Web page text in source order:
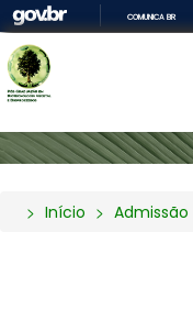
COMUNICA BR
Início Admissão